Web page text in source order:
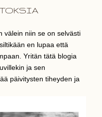
välein niin se on selvästi
en lupaa että
Yritän tätä blogia
ja sen
päivitysten tiheyden ja